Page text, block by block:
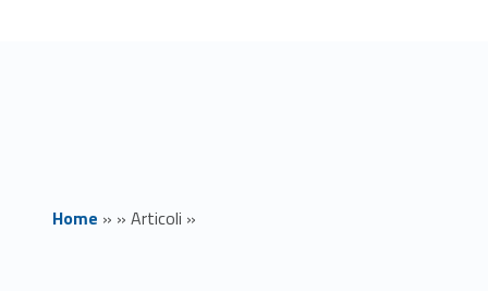
Home » » Articoli »